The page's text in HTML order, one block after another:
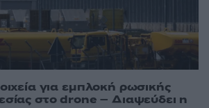
για εμπλοκή ρωσικής
στο drone – Διαψεύδει η